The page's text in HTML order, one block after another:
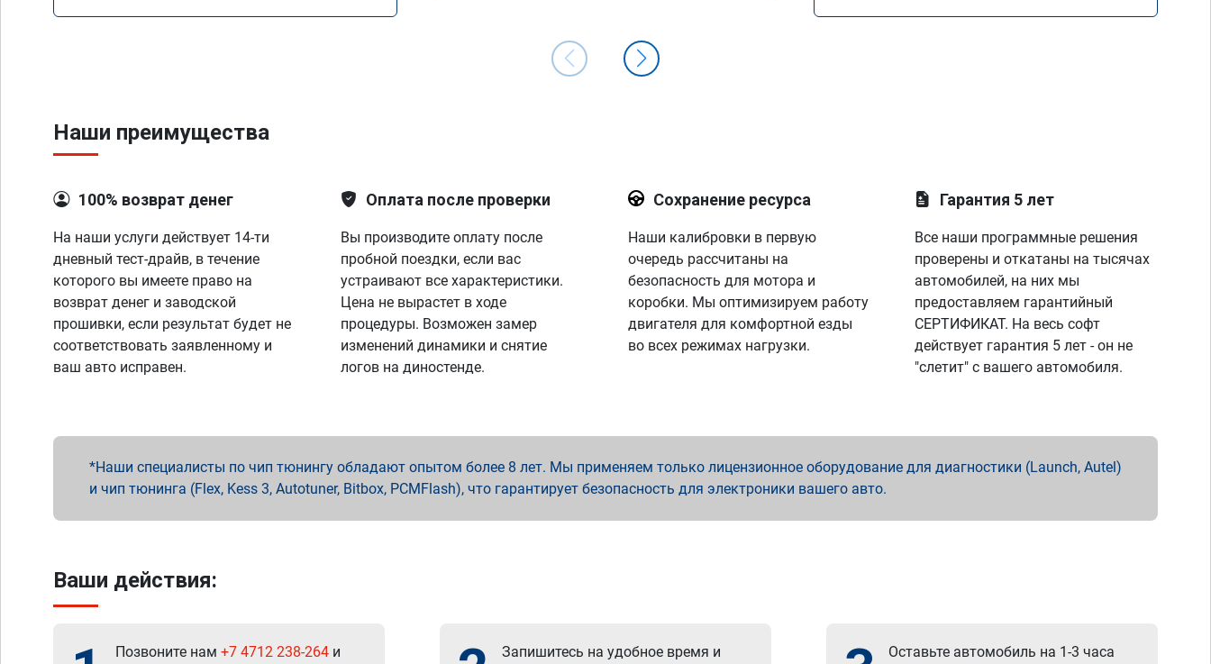
Наши преимущества
100% возврат денег
На наши услуги действует 14-ти
дневный тест-драйв, в течение
которого вы имеете право на
возврат денег и заводской
прошивки, если результат будет не
соответствовать заявленному и
ваш авто исправен.
Оплата после проверки
Вы производите оплату после
пробной поездки, если вас
устраивают все характеристики.
Цена не вырастет в ходе
процедуры. Возможен замер
изменений динамики и снятие
логов на диностенде.
Сохранение ресурса
Наши калибровки в первую
очередь рассчитаны на
безопасность для мотора и
коробки. Мы оптимизируем работу
двигателя для комфортной езды
во всех режимах нагрузки.
Гарантия 5 лет
Все наши программные решения
проверены и откатаны на тысячах
автомобилей, на них мы
предоставляем гарантийный
СЕРТИФИКАТ. На весь софт
действует гарантия 5 лет - он не
"слетит" с вашего автомобиля.
Наши специалисты по чип тюнингу обладают опытом более 8 лет. Мы применяем только лицензионное оборудование для диагностики (Launch, Autel)
и чип тюнинга (Flex, Kess 3, Autotuner, Bitbox, PCMFlash), что гарантирует безопасность для электроники вашего авто.
Ваши действия:
Позвоните нам +7 4712 238-264 и Запишитесь на удобное время и Оставьте автомобиль на 1-3 часа